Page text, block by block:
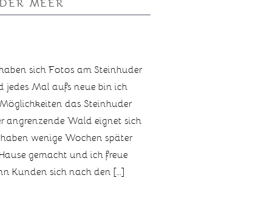
sich Fotos am Steinhuder
jedes Mal aufs neue bin ich
das Steinhuder
angrenzende Wald eignet sich
wenige Wochen später
gemacht und ich freue
Kunden sich nach den […]